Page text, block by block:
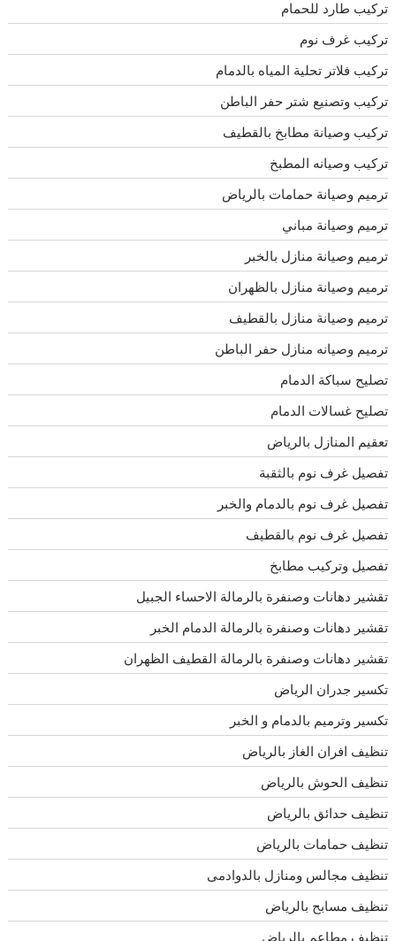
تركيب طارد للحمام
تركيب غرف نوم
تركيب فلاتر تحلية المياه بالدمام
تركيب وتصنيع شتر حفر الباطن
تركيب وصيانة مطابخ بالقطيف
تركيب وصيانه المطبخ
ترميم وصيانة حمامات بالرياض
ترميم وصيانة مباني
ترميم وصيانة منازل بالخبر
ترميم وصيانة منازل بالظهران
ترميم وصيانة منازل بالقطيف
ترميم وصيانه منازل حفر الباطن
تصليح سباكة الدمام
تصليح غسالات الدمام
تعقيم المنازل بالرياض
تفصيل غرف نوم بالثقبة
تفصيل غرف نوم بالدمام والخبر
تفصيل غرف نوم بالقطيف
تفصيل وتركيب مطابخ
تقشير دهانات وصنفرة بالرمالة الاحساء الجبيل
تقشير دهانات وصنفرة بالرمالة الدمام الخبر
تقشير دهانات وصنفرة بالرمالة القطيف الظهران
تكسير جدران الرياض
تكسير وترميم بالدمام و الخبر
تنظيف افران الغاز بالرياض
تنظيف الحوش بالرياض
تنظيف حدائق بالرياض
تنظيف حمامات بالرياض
تنظيف مجالس ومنازل بالدوادمى
تنظيف مسابح بالرياض
تنظيف مطاعم بالرياض